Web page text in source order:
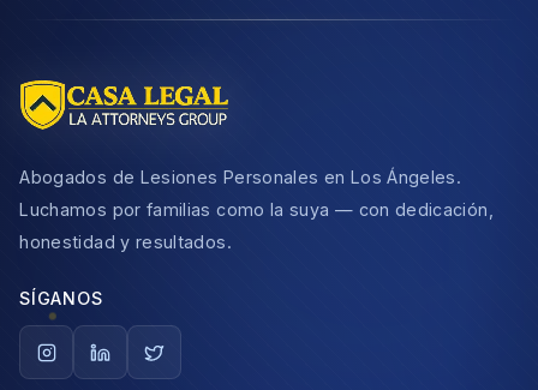
Abogados de Lesiones Personales en Los Ángeles.
Luchamos por familias como la suya — con dedicación,
honestidad y resultados.
SÍGANOS